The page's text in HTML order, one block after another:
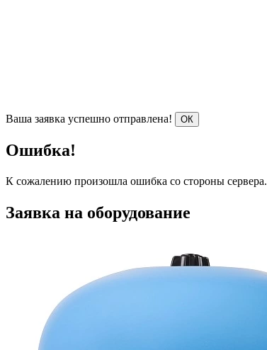
Ваша заявка успешно отправлена! ОК
Ошибка!
К сожалению произошла ошибка со стороны сервера.
Заявка на оборудование